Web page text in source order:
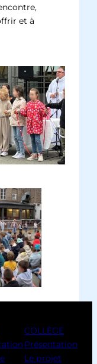
et à
COLLÈGE
Présentation
Le projet